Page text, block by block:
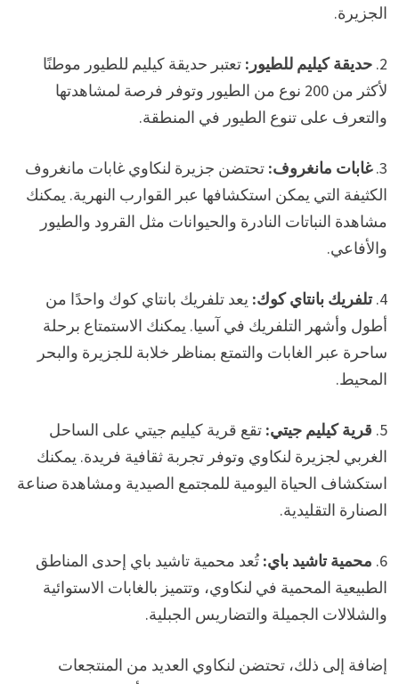
الجزيرة.
2. حديقة كيليم للطيور: تعتبر حديقة كيليم للطيور موطنًا
لأكثر من 200 نوع من الطيور وتوفر فرصة لمشاهدتها
والتعرف على تنوع الطيور في المنطقة.
3. غابات مانغروف: تحتضن جزيرة لنكاوي غابات مانغروف
الكثيفة التي يمكن استكشافها عبر القوارب النهرية. يمكنك
مشاهدة النباتات النادرة والحيوانات مثل القرود والطيور
والأفاعي.
4. تلفريك بانتاي كوك: يعد تلفريك بانتاي كوك واحدًا من
أطول وأشهر التلفريك في آسيا. يمكنك الاستمتاع برحلة
ساحرة عبر الغابات والتمتع بمناظر خلابة للجزيرة والبحر
المحيط.
5. قرية كيليم جيتي: تقع قرية كيليم جيتي على الساحل
الغربي لجزيرة لنكاوي وتوفر تجربة ثقافية فريدة. يمكنك
استكشاف الحياة اليومية للمجتمع الصيدية ومشاهدة صناعة
الصنارة التقليدية.
6. محمية تاشيد باي: تُعد محمية تاشيد باي إحدى المناطق
الطبيعية المحمية في لنكاوي، وتتميز بالغابات الاستوائية
والشلالات الجميلة والتضاريس الجبلية.
إضافة إلى ذلك، تحتضن لنكاوي العديد من المنتجعات